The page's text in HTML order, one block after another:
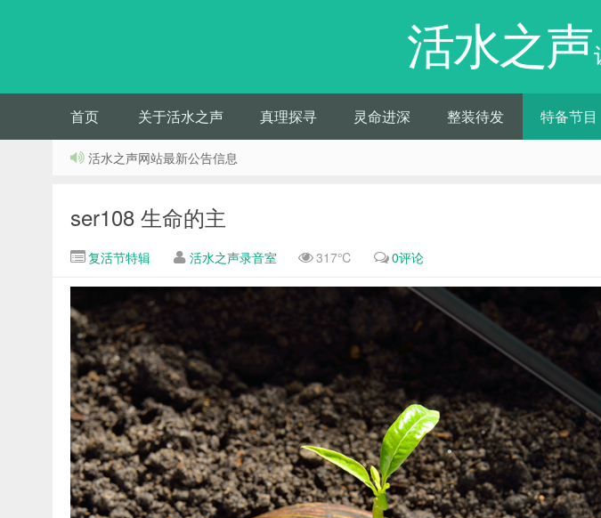
活水之声
首页 关于活水之声 真理探寻 灵命进深 整装待发 特备节目
活水之声网站最新公告信息
ser108 生命的主
复活节特辑 活水之声录音室 317℃ 0评论